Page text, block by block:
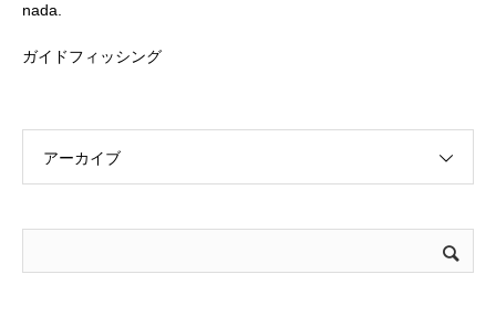
nada.
ガイドフィッシング
アーカイブ